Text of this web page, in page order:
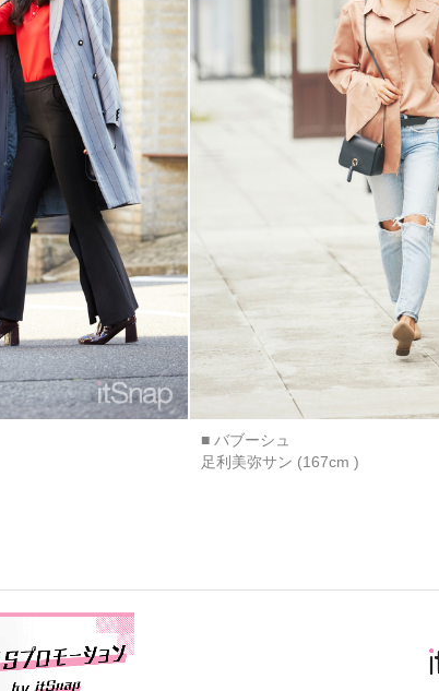
■ バブーシュ
足利美弥サン (167cm )